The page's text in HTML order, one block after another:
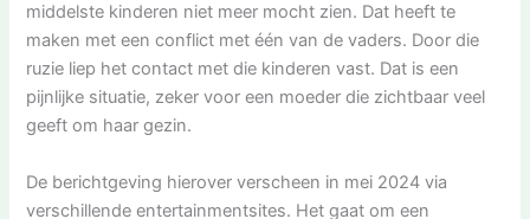
middelste kinderen niet meer mocht zien. Dat heeft te
maken met een conflict met één van de vaders. Door die
ruzie liep het contact met die kinderen vast. Dat is een
pijnlijke situatie, zeker voor een moeder die zichtbaar veel
geeft om haar gezin.
De berichtgeving hierover verscheen in mei 2024 via
verschillende entertainmentsites. Het gaat om een